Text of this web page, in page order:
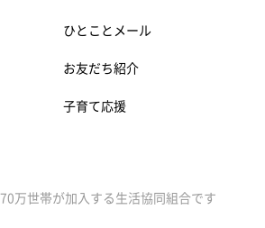
ひとことメール
お友だち紹介
子育て応援
万世帯が加入する生活協同組合です